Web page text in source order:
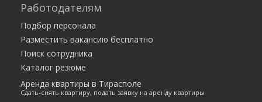
Работодателям
Подбор персонала
Разместить вакансию бесплатно
Поиск сотрудника
Каталог резюме
Аренда квартиры в Тирасполе
Сдать-снять квартиру, подать заявку на аренду квартиры